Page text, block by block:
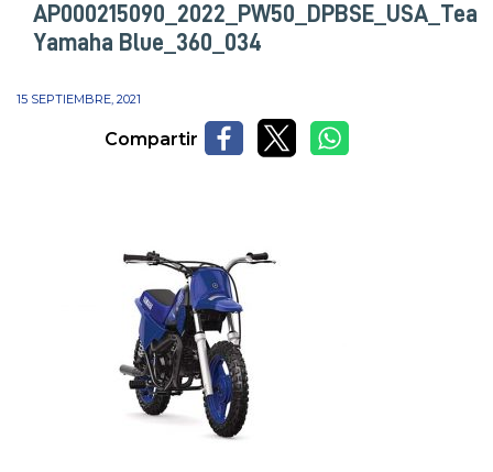
Yamaha Blue_360_034
15 SEPTIEMBRE, 2021
Compartir